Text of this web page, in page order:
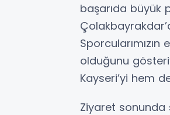
başarıda büyük
olduğunu
Kayseri’yi hem
Ziyaret sonunda